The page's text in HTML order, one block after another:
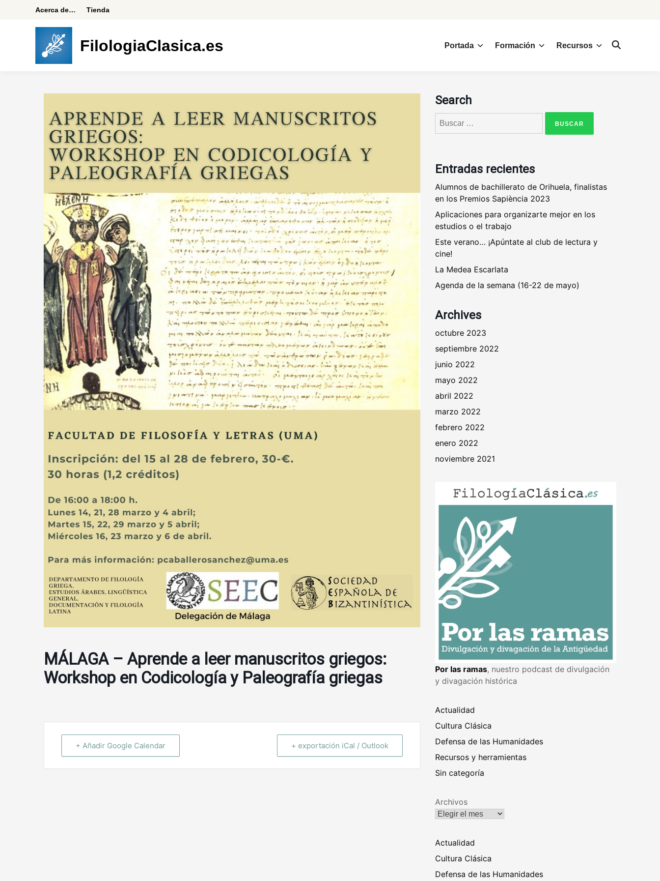
Acerca de… Tienda
FilologiaClasica.es Portada Formación Recursos
MÁLAGA – Aprende a leer manuscritos griegos:
Workshop en Codicología y Paleografía griegas
+ Añadir Google Calendar + exportación iCal / Outlook
Search
Buscar:
Entradas recientes
Alumnos de bachillerato de Orihuela, finalistas
en los Premios Sapiència 2023
Aplicaciones para organizarte mejor en los
estudios o el trabajo
Este verano… ¡Apúntate al club de lectura y
cine!
La Medea Escarlata
Agenda de la semana (16-22 de mayo)
Archives
octubre 2023
septiembre 2022
junio 2022
mayo 2022
abril 2022
marzo 2022
febrero 2022
enero 2022
noviembre 2021
Por las ramas, nuestro podcast de divulgación
y divagación histórica
Actualidad
Cultura Clásica
Defensa de las Humanidades
Recursos y herramientas
Sin categoría
Archivos
Actualidad
Cultura Clásica
Defensa de las Humanidades